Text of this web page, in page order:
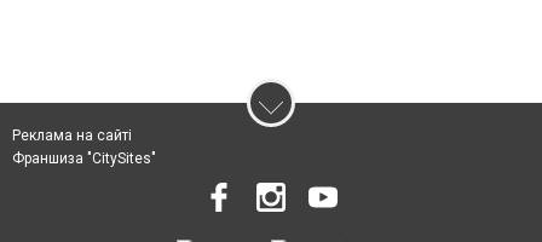
Реклама на сайті
Франшиза "CitySites"